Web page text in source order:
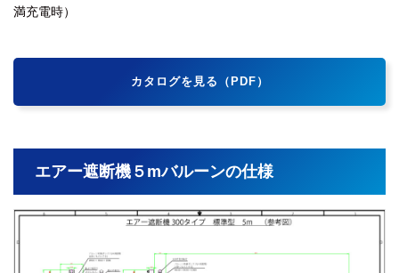
満充電時）
カタログを見る（PDF）
エアー遮断機５mバルーンの仕様